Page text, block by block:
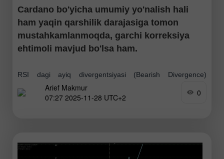
Cardano bo'yicha umumiy yo'nalish hali
ham yaqin qarshilik darajasiga tomon
mustahkamlanmoqda, garchi korreksiya
ehtimoli mavjud bo'lsa ham.
RSI dagi ayiq divergentsiyasi (Bearish Divergence)
Cardano'dagi buqa yo'nalishining qisqa muddatli
korreksiyasi ehtimolini ko'rsatmoqda, biroq
Arief Makmur
07:27 2025-11-28 UTC+2
0